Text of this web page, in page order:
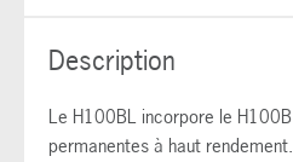
Description
Le H100BL incorpore le
permanentes à haut